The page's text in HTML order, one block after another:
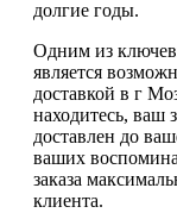
долгие годы.
Одним из
является
доставкой в г
находитесь, ваш
доставлен до
ваших
заказа
клиента.